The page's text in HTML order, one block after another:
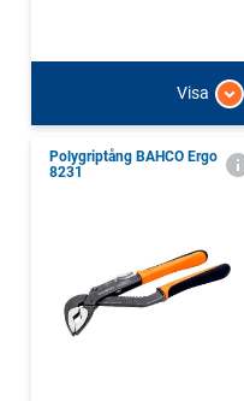
Visa
Polygriptång BAHCO Ergo
8231